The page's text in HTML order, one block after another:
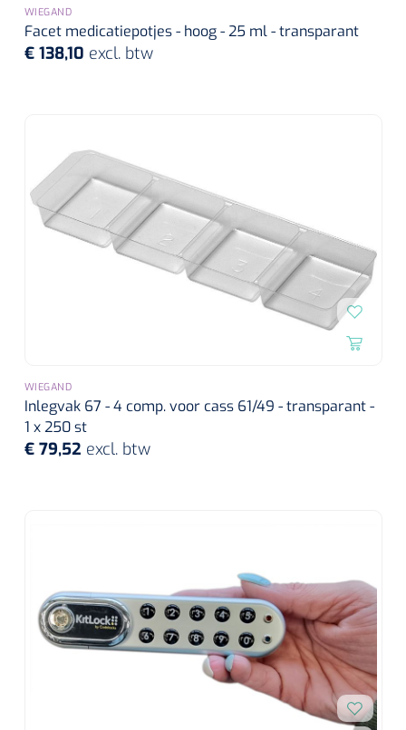
WIEGAND
Facet medicatiepotjes - hoog - 25 ml - transparant
€ 138,10 excl. btw
WIEGAND
Inlegvak 67 - 4 comp. voor cass 61/49 - transparant -
1 x 250 st
€ 79,52 excl. btw